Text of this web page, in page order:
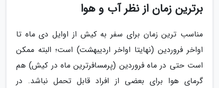
برترین زمان از نظر آب و هوا
مناسب ترین زمان برای سفر به کیش از اوایل دی ماه تا
اواخر فروردین (نهایتا اواخر اردیبهشت) است؛ البته ممکن
است حتی در ماه فروردین (پرمسافرترین ماه در کیش) هم
گرمای هوا برای بعضی از افراد قابل تحمل نباشد. در